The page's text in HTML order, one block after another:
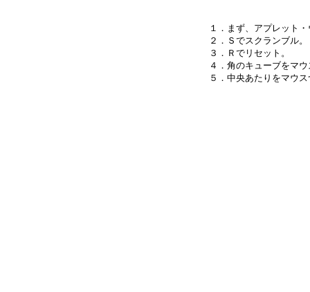
１．まず、アプレット
２．Ｓでスクランブル。
３．Ｒでリセット。
４．角のキューブをマ